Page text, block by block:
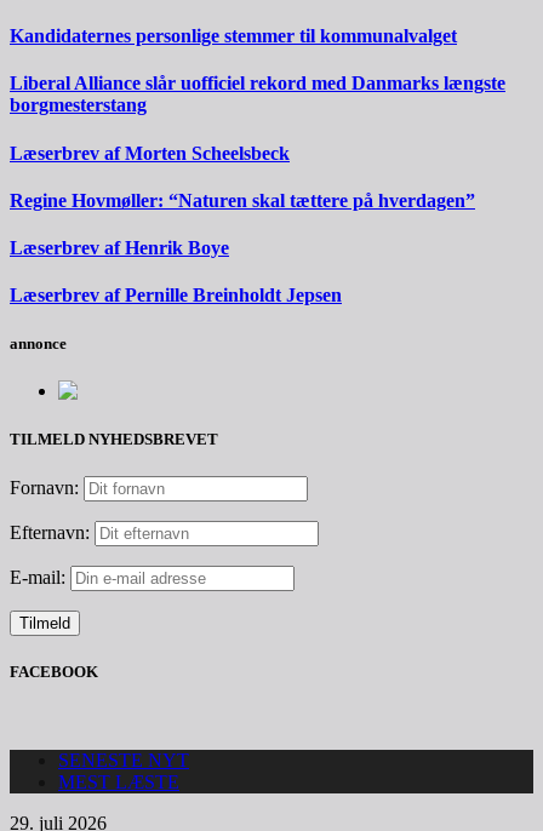
Kandidaternes personlige stemmer til kommunalvalget
Liberal Alliance slår uofficiel rekord med Danmarks længste
borgmesterstang
Læserbrev af Morten Scheelsbeck
Regine Hovmøller: “Naturen skal tættere på hverdagen”
Læserbrev af Henrik Boye
Læserbrev af Pernille Breinholdt Jepsen
annonce
TILMELD NYHEDSBREVET
Fornavn:
Efternavn:
E-mail:
FACEBOOK
SENESTE NYT
MEST LÆSTE
29. juli 2026